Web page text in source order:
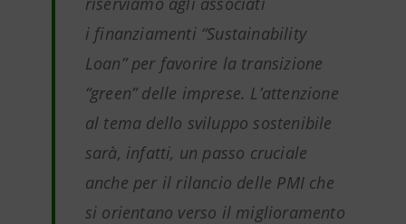
i finanziamenti “Sustainability
Loan” per favorire la transizione
“green” delle imprese. L’attenzione
al tema dello sviluppo sostenibile
sarà, infatti, un passo cruciale
anche per il rilancio delle PMI che
si orientano verso il miglioramento